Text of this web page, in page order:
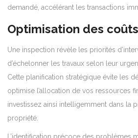
demandé, accélérant les transactions
Optimisation des
Une inspection révèle les priorités
d’échelonner les travaux selon leur
Cette planification stratégique évite les
optimise l’allocation de vos ressources
investissez ainsi intelligemment dans la
propriété.
L’identification précoce des problèmes